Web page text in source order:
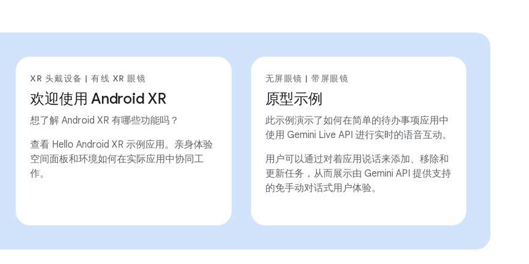
XR 头戴设备 | 有线 XR 眼镜
欢迎使用 Android XR
想了解 Android XR 有哪些功能吗？
查看 Hello Android XR 示例应用。亲身体验
空间面板和环境如何在实际应用中协同工
作。
无屏眼镜 | 带屏眼镜
原型示例
此示例演示了如何在简单的待办事项应用中
使用 Gemini Live API 进行实时的语音互动。
用户可以通过对着应用说话来添加、移除和
更新任务，从而展示由 Gemini API 提供支持
的免手动对话式用户体验。